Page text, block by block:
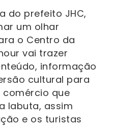
do prefeito JHC,
um olhar
o Centro da
vai trazer
informação
cultural para
que
labuta, assim
e os turistas